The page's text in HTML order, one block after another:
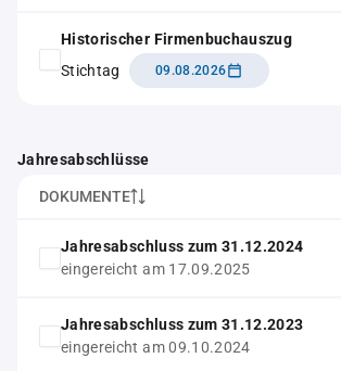
Historischer Firmenbuchauszug
Stichtag
09.08.2026
Jahresabschlüsse
DOKUMENTE
Jahresabschluss zum 31.12.2024
eingereicht am 17.09.2025
Jahresabschluss zum 31.12.2023
eingereicht am 09.10.2024